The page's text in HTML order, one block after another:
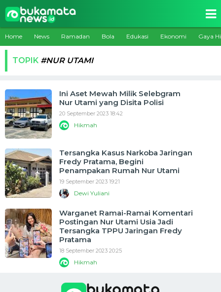
Home News Ramadan Bola Edukasi Ekonomi Gaya
TOPIK #NUR UTAMI
Ini Aset Mewah Milik Selebgram
Nur Utami yang Disita Polisi
20 September 2023 18:42
Hikmah
Tersangka Kasus Narkoba Jaringan
Fredy Pratama, Begini
Penampakan Rumah Nur Utami
19 September 2023 19:21
Dewi Yuliani
Warganet Ramai-Ramai Komentari
Postingan Nur Utami Usia Jadi
Tersangka TPPU Jaringan Fredy
Pratama
18 September 2023 20:25
Hikmah